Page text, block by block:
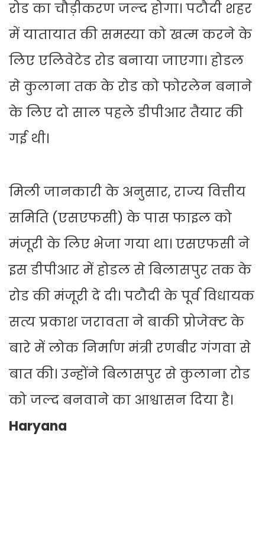
रोड का चौड़ीकरण जल्द होगा। पटौदी शहर
में यातायात की समस्या को खत्म करने के
लिए एलिवेटेड रोड बनाया जाएगा। होडल
से कुलाना तक के रोड को फोरलेन बनाने
के लिए दो साल पहले डीपीआर तैयार की
गई थी।
मिली जानकारी के अनुसार, राज्य वित्तीय
समिति (एसएफसी) के पास फाइल को
मंजूरी के लिए भेजा गया था। एसएफसी ने
इस डीपीआर में होडल से बिलासपुर तक के
रोड की मंजूरी दे दी। पटौदी के पूर्व विधायक
सत्य प्रकाश जरावता ने बाकी प्रोजेक्ट के
बारे में लोक निर्माण मंत्री रणबीर गंगवा से
बात की। उन्होंने बिलासपुर से कुलाना रोड
को जल्द बनवाने का आश्वासन दिया है।
Haryana